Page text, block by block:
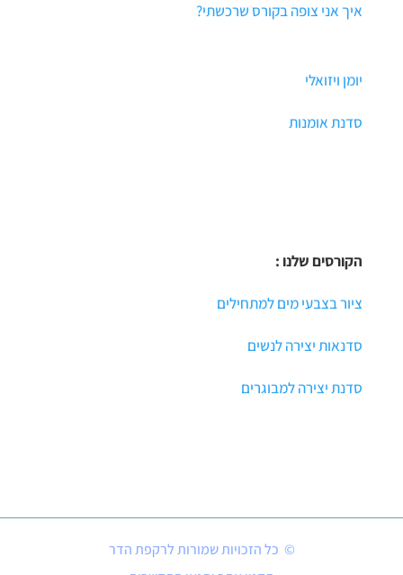
איך אני צופה בקורס שרכשתי?
יומן ויזואלי
סדנת אומנות
הקורסים שלנו :
ציור בצבעי מים למתחילים
סדנאות יצירה לנשים
סדנת יצירה למבוגרים
© כל הזכויות שמורות לרקפת הדר